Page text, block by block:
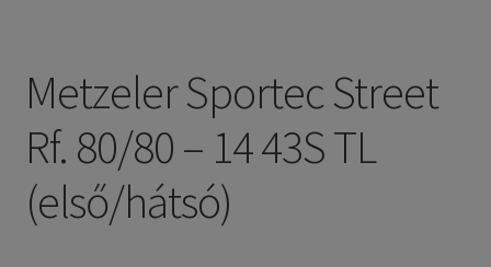
Metzeler Sportec Street
Rf. 80/80 – 14 43S TL
(első/hátsó)